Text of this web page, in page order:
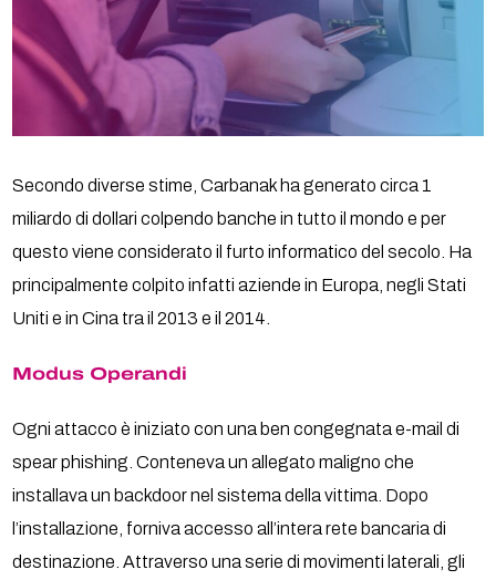
Secondo diverse stime, Carbanak ha generato circa 1
miliardo di dollari colpendo banche in tutto il mondo e per
questo viene considerato il furto informatico del secolo. Ha
principalmente colpito infatti aziende in Europa, negli Stati
Uniti e in Cina tra il 2013 e il 2014.
Modus Operandi
Ogni attacco è iniziato con una ben congegnata e-mail di
spear phishing. Conteneva un allegato maligno che
installava un backdoor nel sistema della vittima. Dopo
l’installazione, forniva accesso all’intera rete bancaria di
destinazione. Attraverso una serie di movimenti laterali, gli